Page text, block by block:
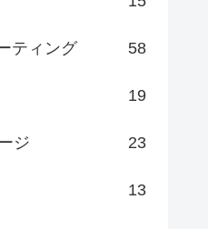
ティング 58
19
ジ 23
13